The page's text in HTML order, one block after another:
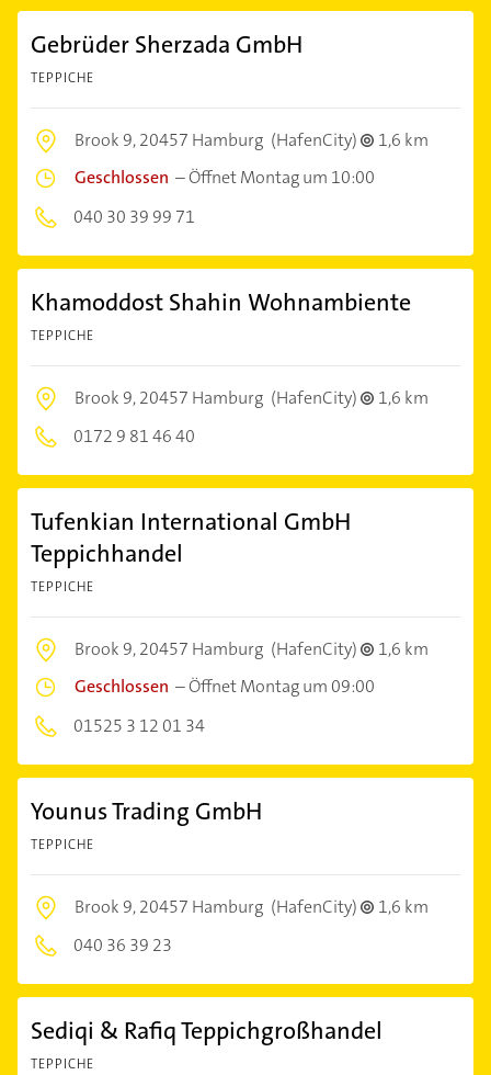
Gebrüder Sherzada GmbH
TEPPICHE
Brook 9,20457 Hamburg (HafenCity)
1,6 km
Geschlossen –Öffnet Montag um 10:00
040 30 39 99 71
Khamoddost Shahin Wohnambiente
TEPPICHE
Brook 9,20457 Hamburg (HafenCity)
1,6 km
0172 9 81 46 40
Tufenkian International GmbH
Teppichhandel
TEPPICHE
Brook 9,20457 Hamburg (HafenCity)
1,6 km
Geschlossen –Öffnet Montag um 09:00
01525 3 12 01 34
Younus Trading GmbH
TEPPICHE
Brook 9,20457 Hamburg (HafenCity)
1,6 km
040 36 39 23
Sediqi & Rafiq Teppichgroßhandel
TEPPICHE